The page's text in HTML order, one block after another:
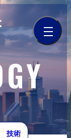
技術